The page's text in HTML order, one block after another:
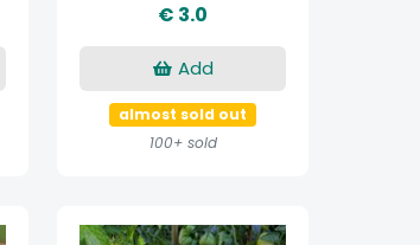
€ 3.0
Add
almost sold out
100+ sold